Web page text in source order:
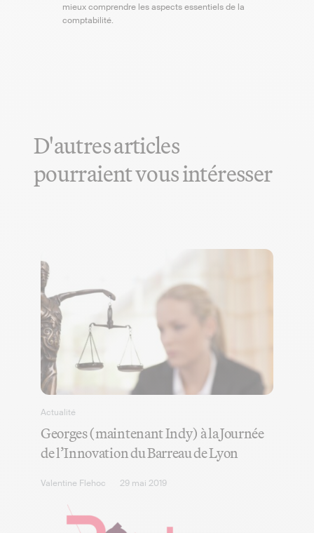
mieux comprendre les aspects essentiels de la
comptabilité.
D'autres articles
pourraient vous intéresser
Actualité
Georges (maintenant Indy) à la Journée
de l’Innovation du Barreau de Lyon
Valentine Flehoc 29 mai 2019